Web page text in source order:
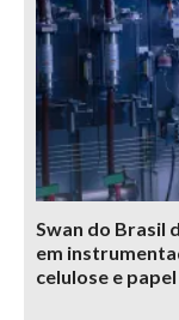
Swan do Brasil
em
celulose e papel